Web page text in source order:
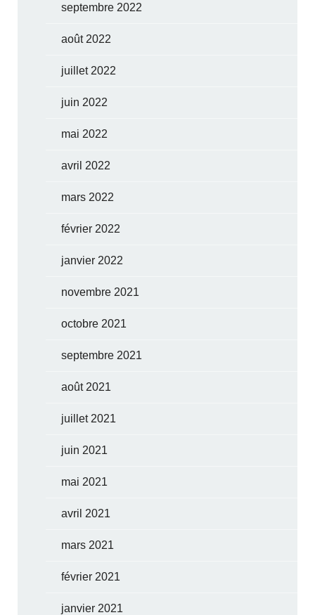
septembre 2022
août 2022
juillet 2022
juin 2022
mai 2022
avril 2022
mars 2022
février 2022
janvier 2022
novembre 2021
octobre 2021
septembre 2021
août 2021
juillet 2021
juin 2021
mai 2021
avril 2021
mars 2021
février 2021
janvier 2021